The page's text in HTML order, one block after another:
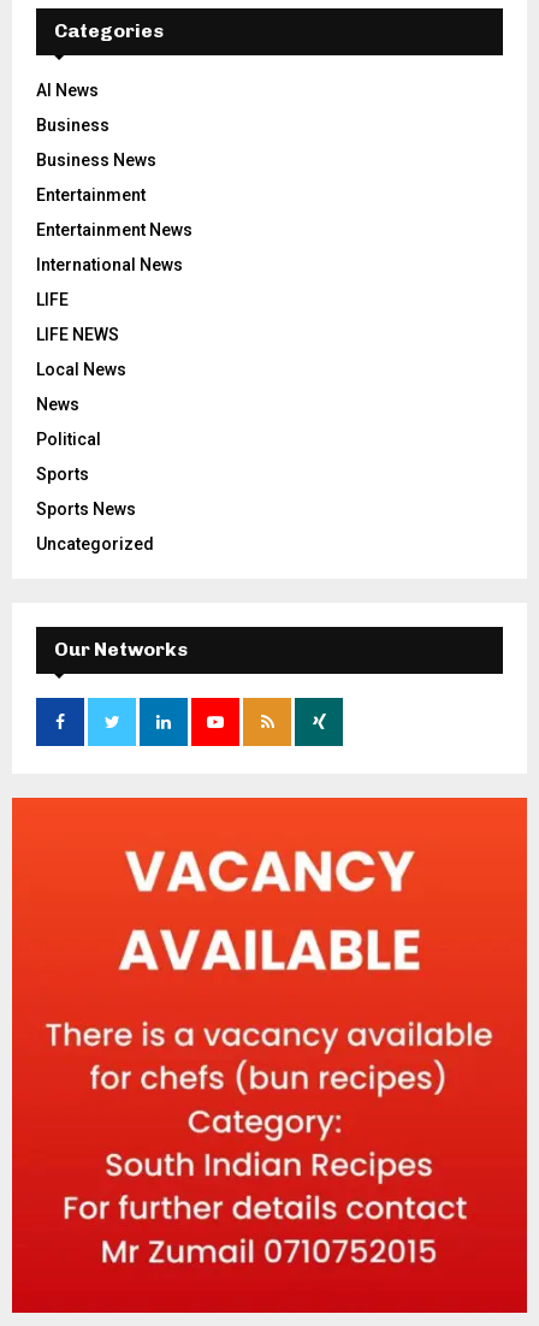
Categories
AI News
Business
Business News
Entertainment
Entertainment News
International News
LIFE
LIFE NEWS
Local News
News
Political
Sports
Sports News
Uncategorized
Our Networks